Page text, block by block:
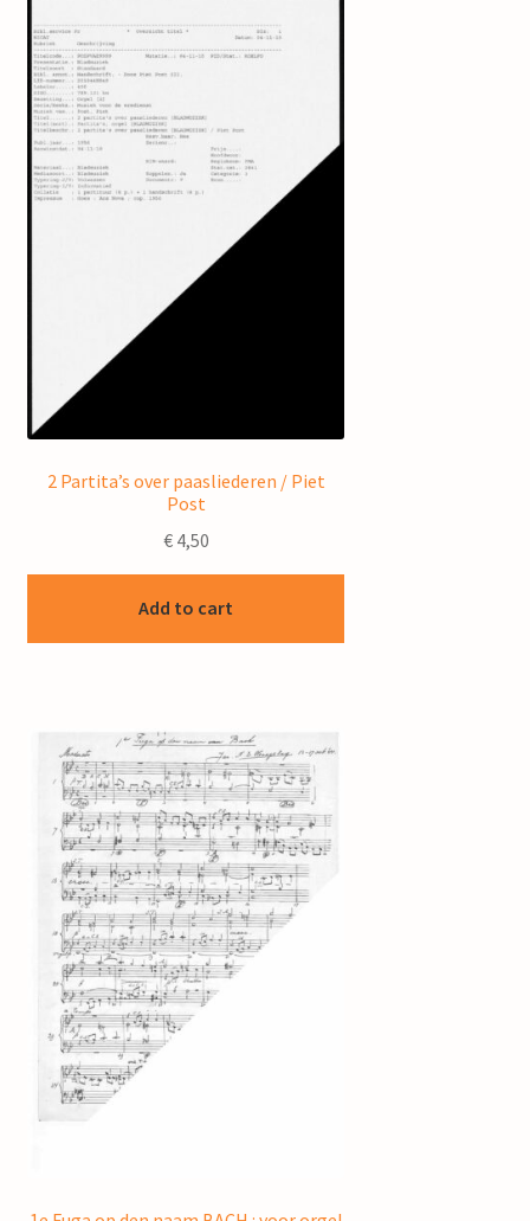
2 Partita’s over paasliederen / Piet
Post
€4,50
Add to cart